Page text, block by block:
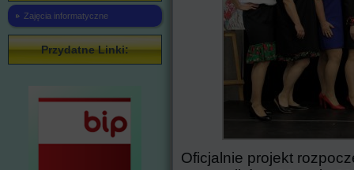
Zajęcia informatyczne
Przydatne Linki:
Oficjalnie projekt